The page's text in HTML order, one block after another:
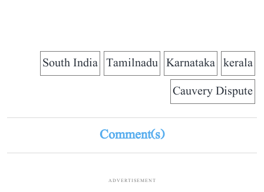
kerala
Karnataka
Tamilnadu
South India
Cauvery Dispute
Comment(s)
ADVERTISEMENT